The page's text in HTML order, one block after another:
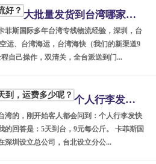
大批量发货到台湾哪家物流好？
菲斯国际多年台湾专线物流经验，深圳，台
运、台湾海运，台湾海快（我们的新渠道9
自己操作，双清关，全台派送到门...
个人行李发快递到台湾几天到，运费多少呢？
湾的，刚开始客人都会问到：个人行李发快
的回答是：5天到台，9元每公斤。 卡菲斯国
深圳设立总公司，台北设立分公...